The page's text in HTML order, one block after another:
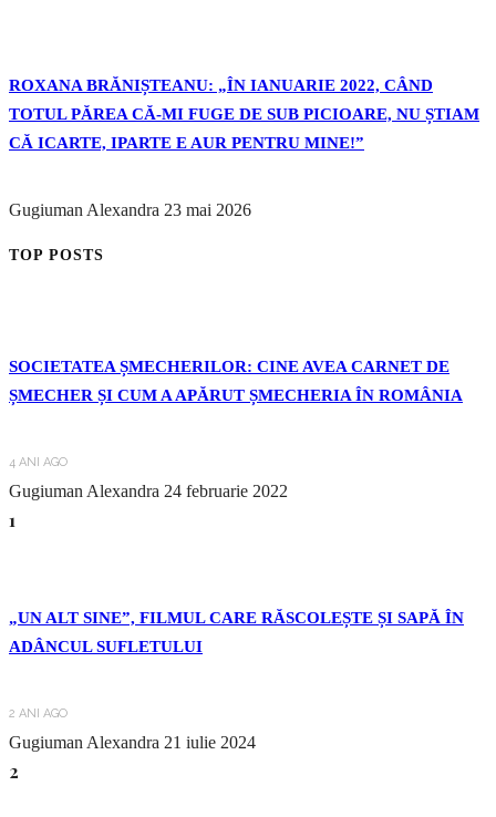
ROXANA BRĂNIȘTEANU: „ÎN IANUARIE 2022, CÂND
TOTUL PĂREA CĂ-MI FUGE DE SUB PICIOARE, NU ȘTIAM
CĂ ICARTE, IPARTE E AUR PENTRU MINE!”
Gugiuman Alexandra 23 mai 2026
TOP POSTS
SOCIETATEA ȘMECHERILOR: CINE AVEA CARNET DE
ȘMECHER ȘI CUM A APĂRUT ȘMECHERIA ÎN ROMÂNIA
4 ANI AGO
Gugiuman Alexandra 24 februarie 2022
1
„UN ALT SINE”, FILMUL CARE RĂSCOLEȘTE ȘI SAPĂ ÎN
ADÂNCUL SUFLETULUI
2 ANI AGO
Gugiuman Alexandra 21 iulie 2024
2